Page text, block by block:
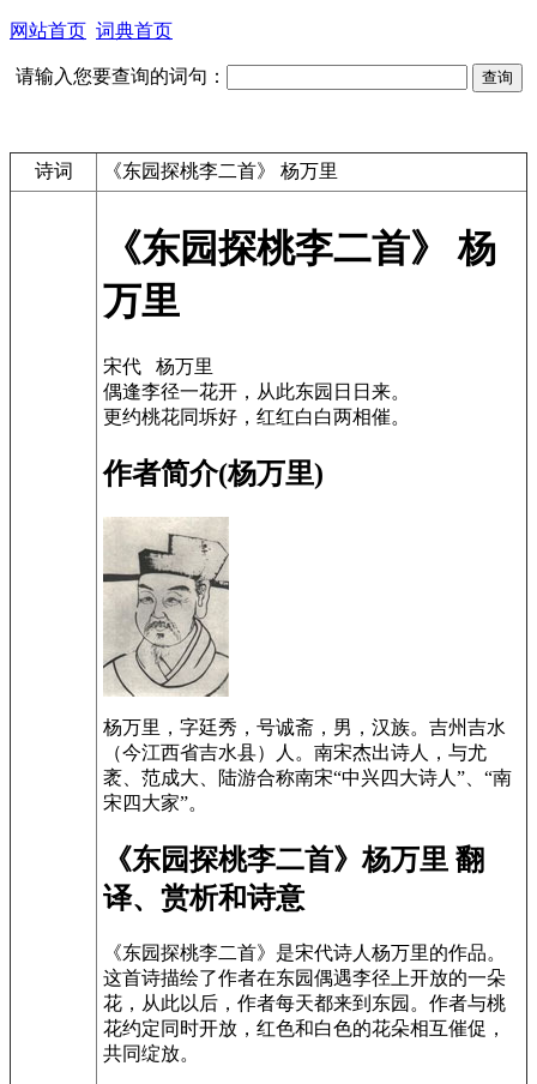
网站首页 词典首页
请输入您要查询的词句：
诗词 《东园探桃李二首》 杨万里
《东园探桃李二首》 杨
万里
宋代 杨万里
偶逢李径一花开，从此东园日日来。
更约桃花同坼好，红红白白两相催。
作者简介(杨万里)
杨万里，字廷秀，号诚斋，男，汉族。吉州吉水
（今江西省吉水县）人。南宋杰出诗人，与尤
袤、范成大、陆游合称南宋“中兴四大诗人”、“南
宋四大家”。
《东园探桃李二首》杨万里 翻
译、赏析和诗意
《东园探桃李二首》是宋代诗人杨万里的作品。
这首诗描绘了作者在东园偶遇李径上开放的一朵
花，从此以后，作者每天都来到东园。作者与桃
花约定同时开放，红色和白色的花朵相互催促，
共同绽放。